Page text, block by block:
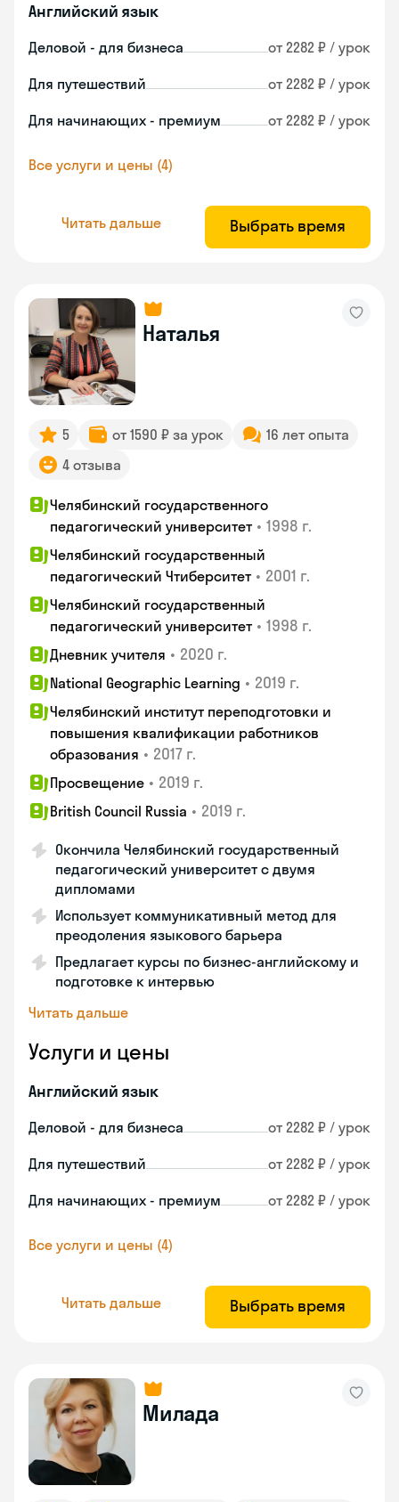
Английский язык
Деловой - для бизнеса от 2282 ₽ / урок
Для путешествий от 2282 ₽ / урок
Для начинающих - премиум от 2282 ₽ / урок
Все услуги и цены (4)
Читать дальше Выбрать время
Наталья
5 от 1590 ₽ за урок
16 лет опыта
4 отзыва
Челябинский государственного
педагогический университет • 1998 г.
Челябинский государственный
педагогический Чтиберситет • 2001 г.
Челябинский государственный
педагогический университет • 1998 г.
Дневник учителя • 2020 г.
National Geographic Learning • 2019 г.
Челябинский институт переподготовки и
повышения квалификации работников
образования • 2017 г.
Просвещение • 2019 г.
British Council Russia • 2019 г.
Окончила Челябинский государственный
педагогический университет с двумя
дипломами
Использует коммуникативный метод для
преодоления языкового барьера
Предлагает курсы по бизнес-английскому и
подготовке к интервью
Читать дальше
Услуги и цены
Английский язык
Деловой - для бизнеса от 2282 ₽ / урок
Для путешествий от 2282 ₽ / урок
Для начинающих - премиум от 2282 ₽ / урок
Все услуги и цены (4)
Читать дальше Выбрать время
Милада